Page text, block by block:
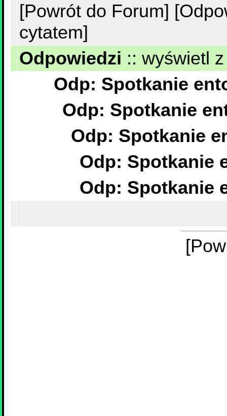
[Powrót do Forum]
cytatem]
Odpowiedzi :: wyświetl